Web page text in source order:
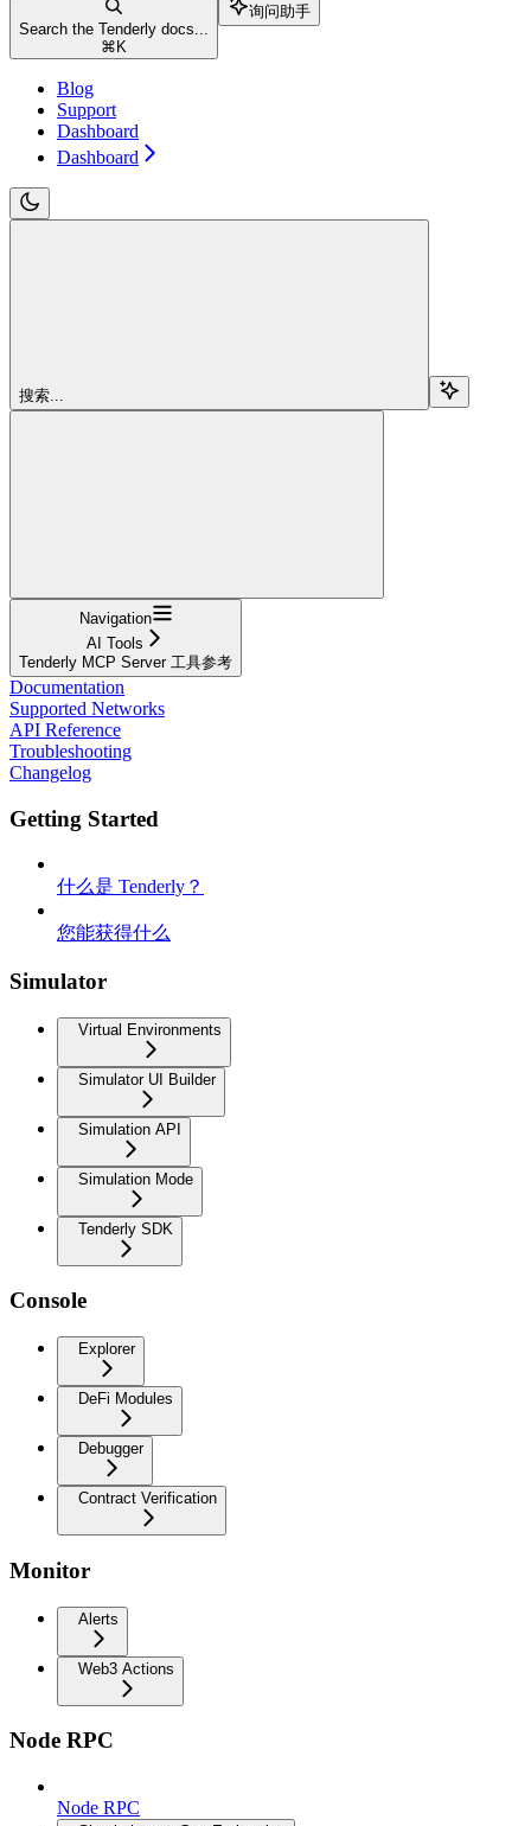
Search the Tenderly docs...
⌘ K
询问助手
Blog
Support
Dashboard
Dashboard
搜索...
Navigation
AI Tools
Tenderly MCP Server 工具参考
Documentation
Supported Networks
API Reference
Troubleshooting
Changelog
Getting Started
什么是 Tenderly？
您能获得什么
Simulator
Virtual Environments
Simulator UI Builder
Simulation API
Simulation Mode
Tenderly SDK
Console
Explorer
DeFi Modules
Debugger
Contract Verification
Monitor
Alerts
Web3 Actions
Node RPC
Node RPC